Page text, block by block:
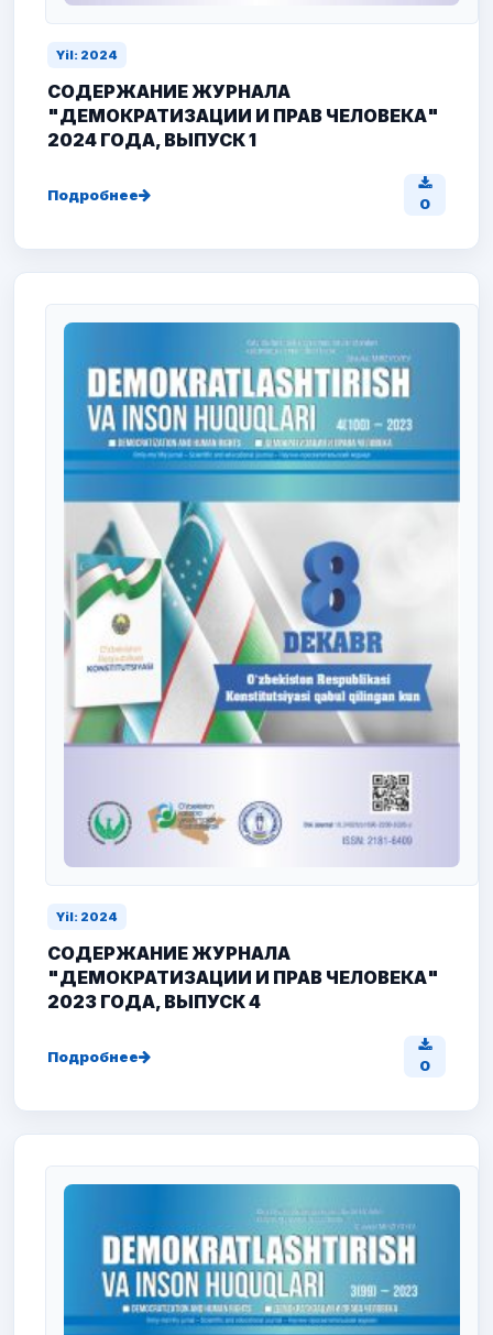
Yil: 2024
СОДЕРЖАНИЕ ЖУРНАЛА
"ДЕМОКРАТИЗАЦИИ И ПРАВ ЧЕЛОВЕКА"
2024 ГОДА, ВЫПУСК 1
Подробнее 0
Yil: 2024
СОДЕРЖАНИЕ ЖУРНАЛА
"ДЕМОКРАТИЗАЦИИ И ПРАВ ЧЕЛОВЕКА"
2023 ГОДА, ВЫПУСК 4
Подробнее 0